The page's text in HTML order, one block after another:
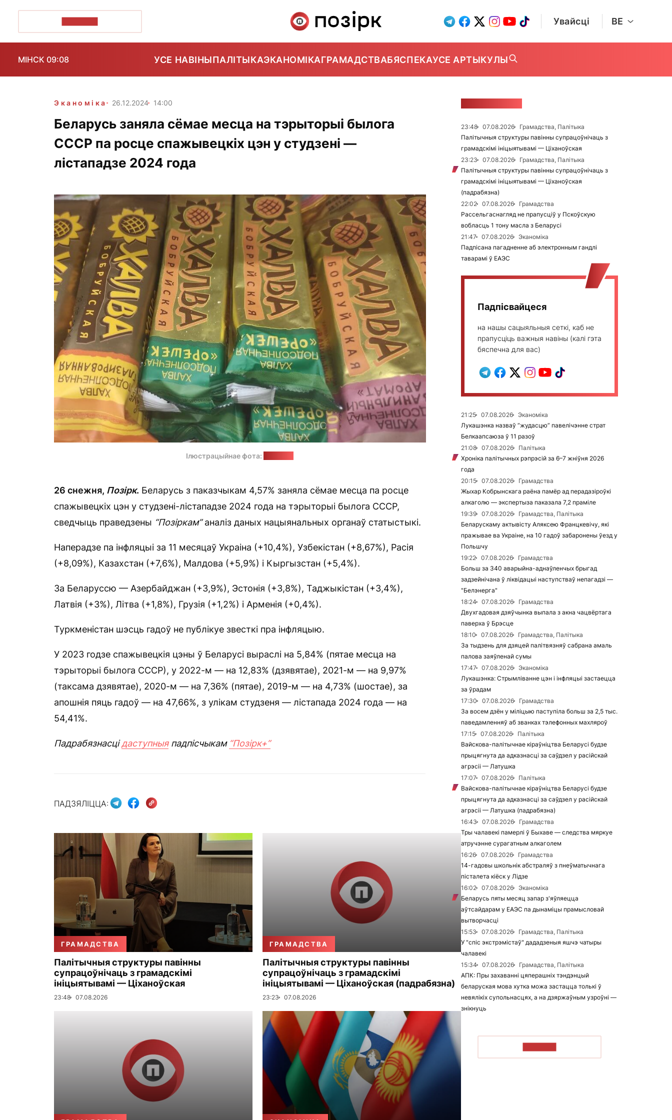
Увайсці BE
МІНСК 09:08 УСЕ НАВІНЫПАЛІТЫКАЭКАНОМІКАГРАМАДСТВАБЯСПЕКАУСЕ АРТЫКУЛЫ
Эканоміка 26.12.2024 14:00
Беларусь заняла сёмае месца на тэрыторыі былога
СССР па росце спажывецкіх цэн у студзені —
лістападзе 2024 года
Ілюстрацыйнае фота:
26 снежня, Позірк. Беларусь з паказчыкам 4,57% заняла сёмае месца па росце
спажывецкіх цэн у студзені-лістападзе 2024 года на тэрыторыі былога СССР,
сведчыць праведзены “Позіркам”аналіз даных нацыянальных органаў статыстыкі.
Наперадзе па інфляцыі за 11 месяцаў Украіна (+10,4%), Узбекістан (+8,67%), Расія
(+8,09%), Казахстан (+7,6%), Малдова (+5,9%) і Кыргызстан (+5,4%).
За Беларуссю — Азербайджан (+3,9%), Эстонія (+3,8%), Таджыкістан (+3,4%),
Латвія (+3%), Літва (+1,8%), Грузія (+1,2%) і Арменія (+0,4%).
Туркменістан шэсць гадоў не публікуе звесткі пра інфляцыю.
У 2023 годзе спажывецкія цэны ў Беларусі выраслі на 5,84% (пятае месца на
тэрыторыі былога СССР), у 2022-м — на 12,83% (дзявятае), 2021-м — на 9,97%
(таксама дзявятае), 2020-м — на 7,36% (пятае), 2019-м — на 4,73% (шостае), за
апошнія пяць гадоў — на 47,66%, з улікам студзеня — лістапада 2024 года — на
54,41%.
Падрабязнасцідаступныяпадпісчыкам “Позірк+”
ПАДЗЯЛІЦЦА:
ГРАМАДСТВА
Палітычныя структуры павінны
супрацоўнічаць з грамадскімі
ініцыятывамі — Ціханоўская
23:48 07.08.2026
ГРАМАДСТВА
Палітычныя структуры павінны
супрацоўнічаць з грамадскімі
ініцыятывамі — Ціханоўская (падрабязна)
23:23 07.08.2026
23:48 07.08.2026
Грамадства, Палітыка
Палітычныя структуры павінны супрацоўнічаць з
грамадскімі ініцыятывамі — Ціханоўская
23:23
07.08.2026
Грамадства, Палітыка
Палітычныя структуры павінны супрацоўнічаць з
грамадскімі ініцыятывамі — Ціханоўская
(падрабязна)
22:02
07.08.2026
Грамадства
Рассельгаснагляд не прапусціў у Пскоўскую
вобласць 1 тону масла з Беларусі
21:47
07.08.2026
Эканоміка
Падпісана пагадненне аб электронным гандлі
таварамі ў ЕАЭС
Падпісвайцеся
на нашы сацыяльныя сеткі, каб не
прапусціць важныя навіны (калі гэта
бяспечна для вас)
21:25 07.08.2026
Эканоміка
Лукашэнка назваў “жудасцю” павелічэнне страт
Белкаапсаюза ў 11 разоў
21:08
07.08.2026
Палітыка
Хроніка палітычных рэпрэсій за 6–7 жніўня 2026
года
20:15
07.08.2026
Грамадства
Жыхар Кобрынскага раёна памёр ад перадазіроўкі
алкаголю — экспертыза паказала 7,2 праміле
19:39
07.08.2026
Грамадства, Палітыка
Беларускаму актывісту Аляксею Францкевічу, які
пражывае ва Украіне, на 10 гадоў забаронены ўезд у
Польшчу
19:22
07.08.2026
Грамадства
Больш за 340 аварыйна-аднаўленчых брыгад
задзейнічана ў ліквідацыі наступстваў непагадзі —
"Белэнерга"
18:24
07.08.2026
Грамадства
Двухгадовая дзяўчынка выпала з акна чацвёртага
паверха ў Брэсце
18:10
07.08.2026
Грамадства, Палітыка
За тыдзень для дзяцей палітвязняў сабрана амаль
палова заяўленай сумы
17:47
07.08.2026
Эканоміка
Лукашэнка: Стрымліванне цэн і інфляцыі застаецца
за ўрадам
17:30
07.08.2026
Грамадства
За восем дзён у міліцыю паступіла больш за 2,5 тыс.
паведамленняў аб званках тэлефонных махляроў
17:15
07.08.2026
Палітыка
Вайскова-палітычнае кіраўніцтва Беларусі будзе
прыцягнута да адказнасці за саўдзел у расійскай
агрэсіі — Латушка
17:07
07.08.2026
Палітыка
Вайскова-палітычнае кіраўніцтва Беларусі будзе
прыцягнута да адказнасці за саўдзел у расійскай
агрэсіі — Латушка (падрабязна)
16:43
07.08.2026
Грамадства
Тры чалавекі памерлі ў Быхаве — следства мяркуе
атручэнне сурагатным алкаголем
16:26
07.08.2026
Грамадства
14-гадовы школьнік абстраляў з пнеўматычнага
пісталета кіёск у Лідзе
16:02
07.08.2026
Эканоміка
Беларусь пяты месяц запар з'яўляецца
аўтсайдарам у ЕАЭС па дынаміцы прамысловай
вытворчасці
15:53
07.08.2026
Грамадства, Палітыка
У "спіс экстрэмістаў" дададзеныя яшчэ чатыры
чалавекі
15:34
07.08.2026
Грамадства, Палітыка
АПК: Пры захаванні цяперашніх тэндэнцый
беларуская мова хутка можа застацца толькі ў
невялікіх супольнасцях, а на дзяржаўным узроўні —
знікнуць